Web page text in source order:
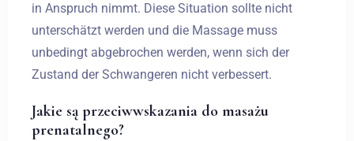
in Anspruch nimmt. Diese Situation sollte nicht
unterschätzt werden und die Massage muss
unbedingt abgebrochen werden, wenn sich der
Zustand der Schwangeren nicht verbessert.
Jakie są przeciwwskazania do masażu
prenatalnego?